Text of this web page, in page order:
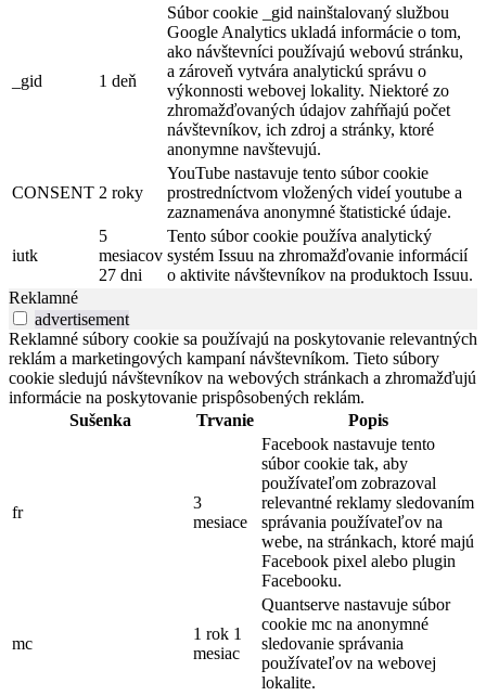
_gid 1 deň
Súbor cookie _gid nainštalovaný službou
Google Analytics ukladá informácie o tom,
ako návštevníci používajú webovú stránku,
a zároveň vytvára analytickú správu o
výkonnosti webovej lokality. Niektoré zo
zhromažďovaných údajov zahŕňajú počet
návštevníkov, ich zdroj a stránky, ktoré
anonymne navštevujú.
CONSENT 2 roky
YouTube nastavuje tento súbor cookie
prostredníctvom vložených videí youtube a
zaznamenáva anonymné štatistické údaje.
iutk
5
mesiacov
27 dni
Tento súbor cookie používa analytický
systém Issuu na zhromažďovanie informácií
o aktivite návštevníkov na produktoch Issuu.
Reklamné
advertisement
Reklamné súbory cookie sa používajú na poskytovanie relevantných
reklám a marketingových kampaní návštevníkom. Tieto súbory
cookie sledujú návštevníkov na webových stránkach a zhromažďujú
informácie na poskytovanie prispôsobených reklám.
Sušenka
Trvanie Popis
fr
3
mesiace
Facebook nastavuje tento
súbor cookie tak, aby
používateľom zobrazoval
relevantné reklamy sledovaním
správania používateľov na
webe, na stránkach, ktoré majú
Facebook pixel alebo plugin
Facebooku.
mc
1 rok 1
mesiac
Quantserve nastavuje súbor
cookie mc na anonymné
sledovanie správania
používateľov na webovej
lokalite.